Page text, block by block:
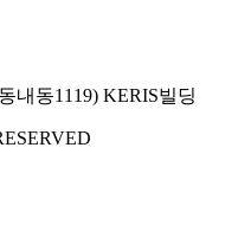
내동1119) KERIS빌딩